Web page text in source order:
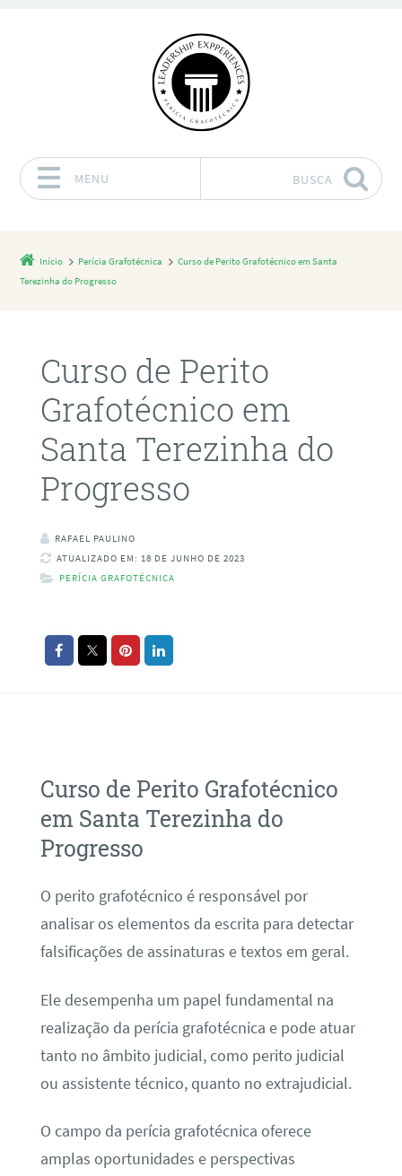
MENU BUSCA
Início Perícia Grafotécnica
Curso de Perito Grafotécnico em Santa
Terezinha do Progresso
Curso de Perito
Grafotécnico em
Santa Terezinha do
Progresso
RAFAEL PAULINO
ATUALIZADO EM: 18 DE JUNHO DE 2023
PERÍCIA GRAFOTÉCNICA
Curso de Perito Grafotécnico
em Santa Terezinha do
Progresso
O perito grafotécnico é responsável por
analisar os elementos da escrita para detectar
falsificações de assinaturas e textos em geral.
Ele desempenha um papel fundamental na
realização da perícia grafotécnica e pode atuar
tanto no âmbito judicial, como perito judicial
ou assistente técnico, quanto no extrajudicial.
O campo da perícia grafotécnica oferece
amplas oportunidades e perspectivas